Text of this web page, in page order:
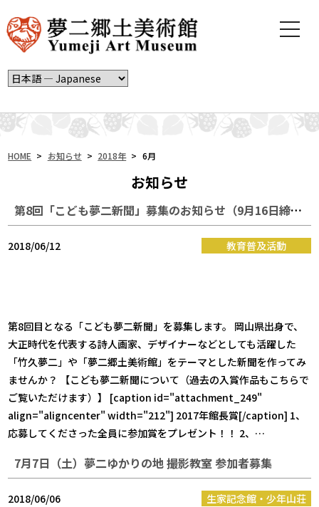
t
n
i
o
n
HOME > お知らせ > 2018年 > 6月
お知らせ
第8回「こども夢二新聞」募集のお知らせ（9月16日締切）
2018/06/12 教育普及活動
第8回目となる「こども夢二新聞」を募集します。 岡山県出身で、
大正時代を代表する詩人画家、デザイナーなどとしても活躍した
「竹久夢二」や「夢二郷土美術館」をテーマとした新聞を作ってみ
ませんか？ 【こども夢二新聞について（過去の入賞作品もこちらで
ご覧いただけます）】 [caption id="attachment_249"
align="aligncenter" width="212"] 2017年館長賞[/caption] 1、
応募してくださった全員に参加賞をプレゼント！！ 2、…
7月7日（土）夢二ゆかりの地 撮影教室 参加者募集
2018/06/06 生家記念館・少年山荘